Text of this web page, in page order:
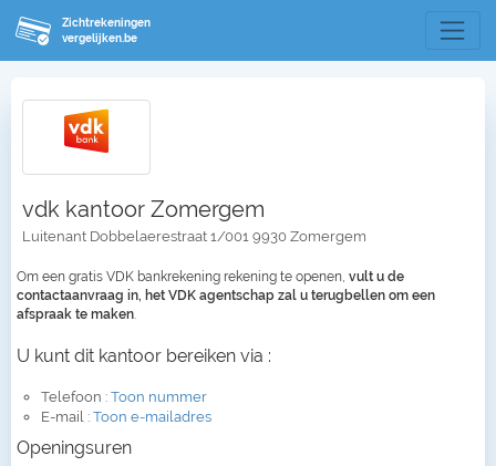
Zichtrekeningen
vergelijken.be
vdk kantoor Zomergem
Luitenant Dobbelaerestraat 1/001 9930 Zomergem
Om een gratis VDK bankrekening rekening te openen, vult u de
contactaanvraag in, het VDK agentschap zal u terugbellen om een
afspraak te maken.
U kunt dit kantoor bereiken via :
Telefoon : Toon nummer
E-mail : Toon e-mailadres
Openingsuren